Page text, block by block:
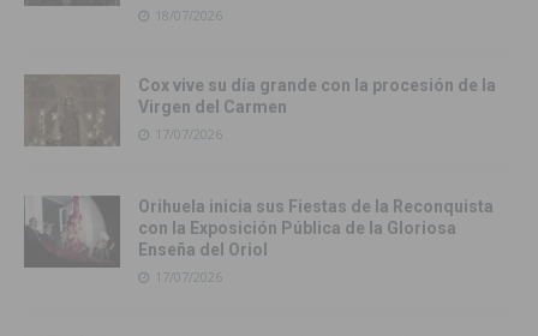
18/07/2026
Cox vive su día grande con la procesión de la
Virgen del Carmen
17/07/2026
Orihuela inicia sus Fiestas de la Reconquista
con la Exposición Pública de la Gloriosa
Enseña del Oriol
17/07/2026